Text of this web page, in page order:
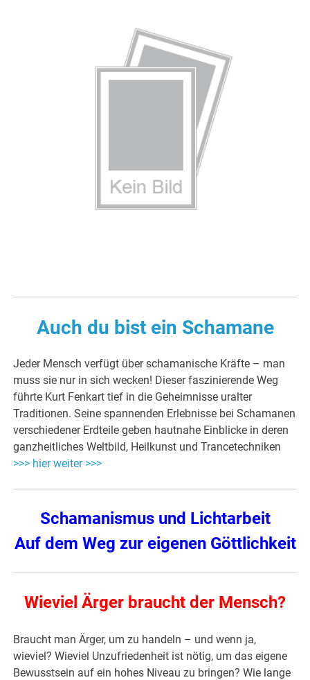
Auch du bist ein Schamane
Jeder Mensch verfügt über schamanische Kräfte – man
muss sie nur in sich wecken! Dieser faszinierende Weg
führte Kurt Fenkart tief in die Geheimnisse uralter
Traditionen. Seine spannenden Erlebnisse bei Schamanen
verschiedener Erdteile geben hautnahe Einblicke in deren
ganzheitliches Weltbild, Heilkunst und Trancetechniken
>>> hier weiter >>>
Schamanismus und Lichtarbeit
Auf dem Weg zur eigenen Göttlichkeit
Wieviel Ärger braucht der Mensch?
Braucht man Ärger, um zu handeln – und wenn ja,
wieviel? Wieviel Unzufriedenheit ist nötig, um das eigene
Bewusstsein auf ein hohes Niveau zu bringen? Wie lange